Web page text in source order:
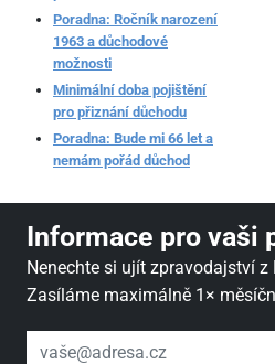
Poradna: Ročník narození
1963 a důchodové
možnosti
Minimální doba pojištění
pro přiznání důchodu
Poradna: Bude mi 66 let a
nemám pořád důchod
Informace pro vaši
Nenechte si ujít zpravodajství z
Zasíláme maximálně 1×
váš email